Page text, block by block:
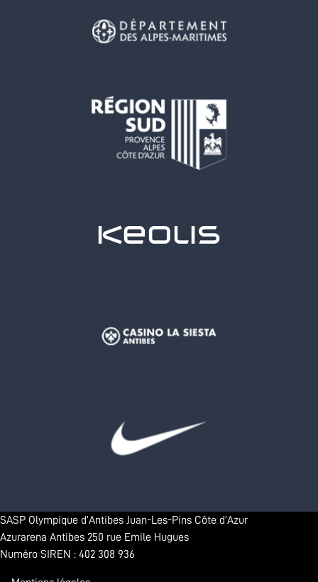
SASP Olympique d’Antibes Juan-Les-Pins Côte d’Azur
Azurarena Antibes 250 rue Emile Hugues
Numéro SIREN : 402 308 936